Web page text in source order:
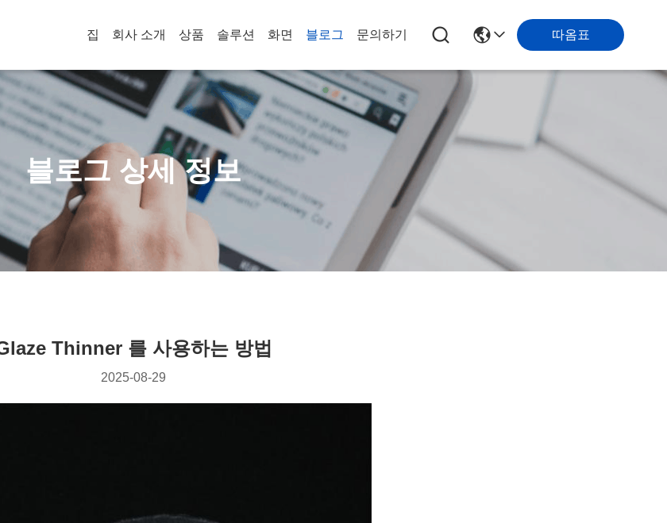
집 회사 소개 상품 솔루션 화면 블로그 문의하기 따옴표
블로그 상세 정보
Thinner 를 사용하는 방법
2025-08-29